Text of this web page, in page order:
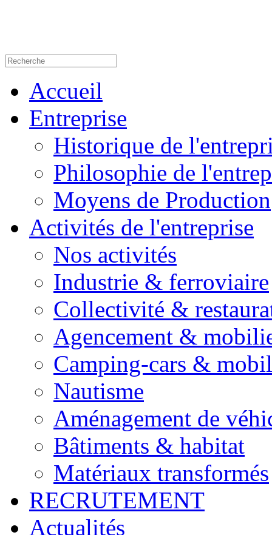
Accueil
Entreprise
Historique de
Philosophie de
Moyens de Production
Activités de l'entreprise
Nos activités
Industrie & ferroviaire
Collectivité &
Agencement &
Camping-cars &
Nautisme
Aménagement de
Bâtiments & habitat
Matériaux transformés
RECRUTEMENT
Actualités